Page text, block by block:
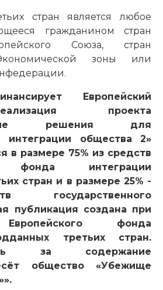
стран является любое
гражданином стран
Союза, стран
зоны или
Европейский
проекта
решения для
интеграции общества 2»
в размере 75% из средств
фонда интеграции
стран и в размере 25% -
государственного
публикация создана при
фонда
третьих стран.
за содержание
общество «Убежище